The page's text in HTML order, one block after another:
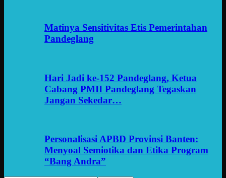
Matinya Sensitivitas Etis Pemerintahan
Pandeglang
Hari Jadi ke-152 Pandeglang, Ketua
Cabang PMII Pandeglang Tegaskan
Jangan Sekedar…
Personalisasi APBD Provinsi Banten:
Menyoal Semiotika dan Etika Program
“Bang Andra”